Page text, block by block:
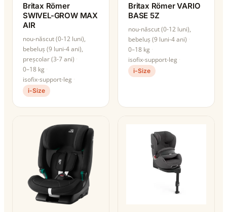
Britax Römer
SWIVEL-GROW MAX
AIR
nou-născut (0-12 luni),
bebeluș (9 luni-4 ani),
preșcolar (3-7 ani)
0–18 kg
isofix-support-leg
i-Size
Britax Römer VARIO
BASE 5Z
nou-născut (0-12 luni),
bebeluș (9 luni-4 ani)
0–18 kg
isofix-support-leg
i-Size